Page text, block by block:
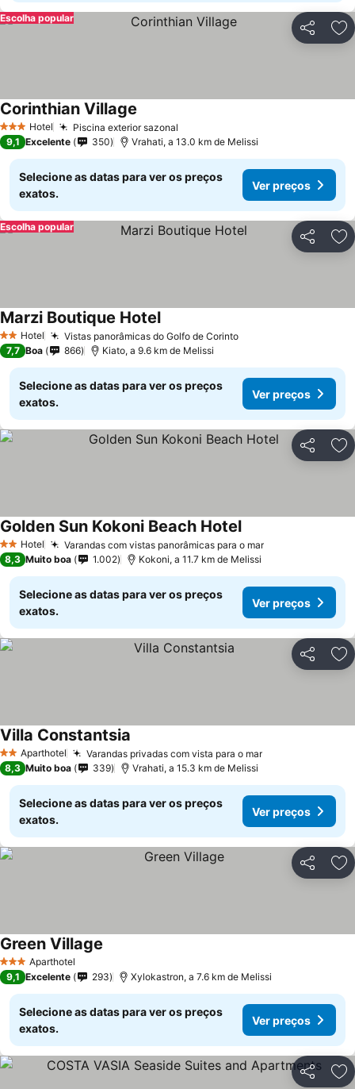
Partilhar
Escolha popular
3 EstrelasHotel Piscina exterior sazonal
Corinthian Village
9,1 Excelente 350 Vrahati, a 13.0 km de Melissi
Selecione as datas para ver os preços
exatos.
Ver preços
Partilhar
Escolha popular
2 Estrelas
Hotel Vistas panorâmicas do Golfo de Corinto
Marzi Boutique Hotel
7,7 Boa 866 Kiato, a 9.6 km de Melissi
Selecione as datas para ver os preços
exatos.
Ver preços
Partilhar
2 Estrelas
Hotel Varandas com vistas panorâmicas para o mar
Golden Sun Kokoni Beach Hotel
8,3 Muito boa 1.002 Kokoni, a 11.7 km de Melissi
Selecione as datas para ver os preços
exatos.
Ver preços
Partilhar
2 EstrelasAparthotel Varandas privadas com vista para o mar
Villa Constantsia
8,3 Muito boa 339 Vrahati, a 15.3 km de Melissi
Selecione as datas para ver os preços
exatos.
Ver preços
Partilhar
3 EstrelasAparthotel
Green Village
9,1 Excelente 293 Xylokastron, a 7.6 km de Melissi
Selecione as datas para ver os preços
exatos.
Ver preços
Partilhar